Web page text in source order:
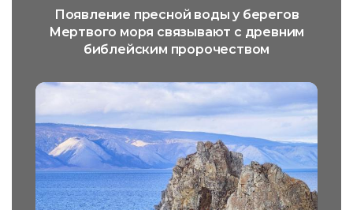
Появление пресной воды у берегов
Мертвого моря связывают с древним
библейским пророчеством